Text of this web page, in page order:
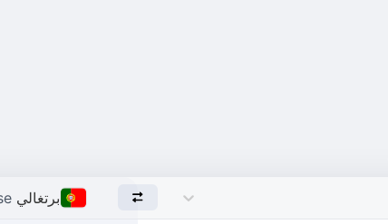
برتغالي